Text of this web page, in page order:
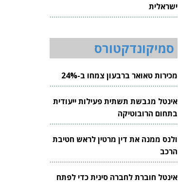
ישראלית
סמיקונדקטורס
מכירות טאואר ברבעון צמחו ב-24%
אינטל מגבשת תשתית פעילות ייעודית
בתחום הרובוטיקה
ולנס ממנה את דין מרטין לראש חטיבת
הרכב
אינטל חוברת לחברה סינית כדי לפתח